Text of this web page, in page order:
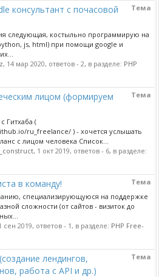
Тема
консультант с почасовой
следующая, костыльно программирую на
js, html) при помощи google и
, 14 мар 2020, ответов - 2, в разделе: PHP
Тема
лицом (формируем
Гитхаба (
ru_freelance/ ) - хочется услышать
с лицом человека Список...
, 1 окт 2019, ответов - 6, в разделе:
Тема
в команду!
специализирующуюся на поддержке
сложности (от сайтов - визиток до
сен 2019, ответов - 1, в разделе: PHP Free-
Тема
лендингов,
работа с API и др.)